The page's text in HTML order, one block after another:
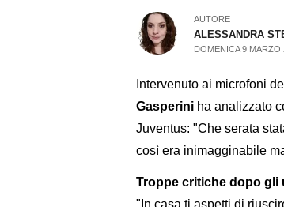
AUTORE
ALESSANDRA
DOMENICA 9 MARZO
Intervenuto ai microfoni de
Gasperini ha analizzato
Juventus: "Che serata
così era inimagginabile
Troppe critiche dopo gli